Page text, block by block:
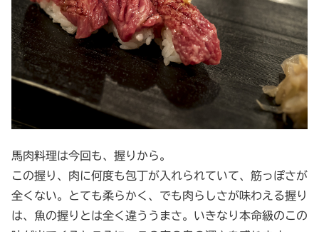
馬肉料理は今回も、握りから。
この握り、肉に何度も包丁が入れられていて、筋っぽさが
全くない。とても柔らかく、でも肉らしさが味わえる握り
は、魚の握りとは全く違ううまさ。いきなり本命級のこの